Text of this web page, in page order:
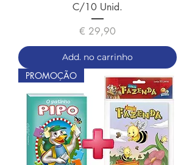
C/10 Unid.
Preço
€ 29,90
Add. no carrinho
PROMOÇÃO